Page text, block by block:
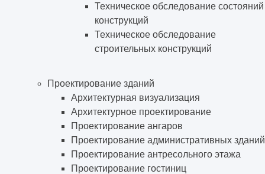
Техническое обследование состояний
конструкций
Техническое обследование
строительных конструкций
Проектирование зданий
Архитектурная визуализация
Архитектурное проектирование
Проектирование ангаров
Проектирование административных зданий
Проектирование антресольного этажа
Проектирование гостиниц